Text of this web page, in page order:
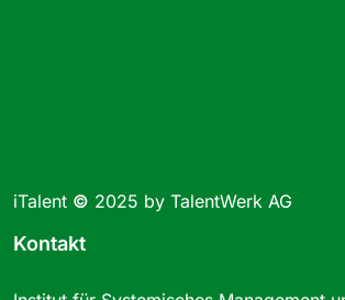
iTalent © 2025 by TalentWerk AG
Kontakt